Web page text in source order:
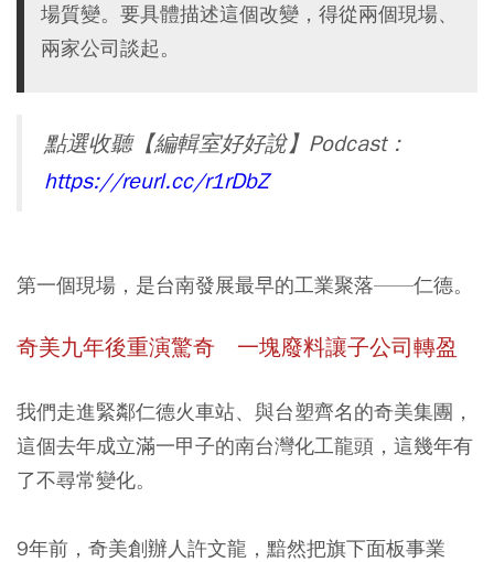
場質變。要具體描述這個改變，得從兩個現場、
兩家公司談起。
點選收聽【編輯室好好說】Podcast：
https://reurl.cc/r1rDbZ
第一個現場，是台南發展最早的工業聚落——仁德。
奇美九年後重演驚奇 一塊廢料讓子公司轉盈
我們走進緊鄰仁德火車站、與台塑齊名的奇美集團，
這個去年成立滿一甲子的南台灣化工龍頭，這幾年有
了不尋常變化。
9年前，奇美創辦人許文龍，黯然把旗下面板事業